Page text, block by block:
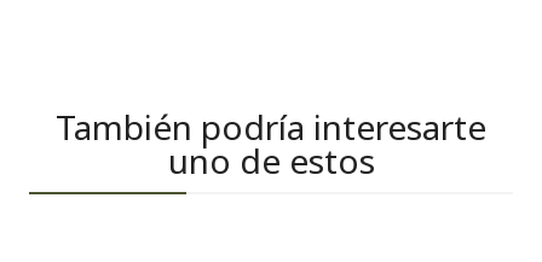
También podría interesarte
uno de estos